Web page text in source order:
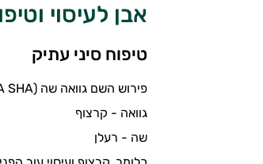
אבן לעיסוי
טיפוח סיני עתיק
פירוש השם גוואה שה (GUA SHA) עפ"י המסורת הסינית היא:
גוואה - קרצוף
שה - רעלן